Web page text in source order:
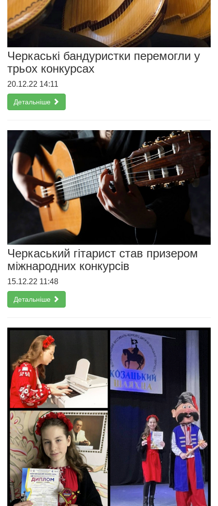
Черкаські бандуристки перемогли у
трьох конкурсах
20.12.22 14:11
Детальніше
Черкаський гітарист став призером
міжнародних конкурсів
15.12.22 11:48
Детальніше